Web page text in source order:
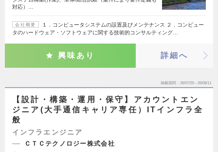
対応）…
会社概要
１．コンピュータシステムの設置及びメンテナンス ２．コンピュー
タのハードウェア・ソフトウェアに関する技術的コンサルティング…
興味あり 詳細へ
掲載期間 26/07/29～26/08/11
【設計・構築・運用・保守】アカウントエン
ジニア(大手通信キャリア専任）ITインフラ全
般
インフラエンジニア
ＣＴＣテクノロジー株式会社